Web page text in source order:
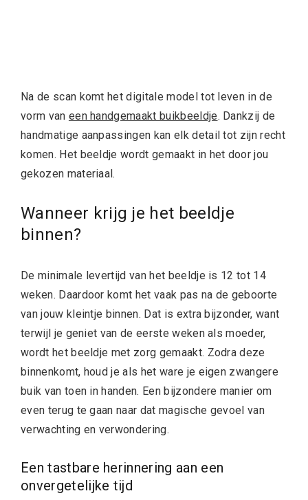
Na de scan komt het digitale model tot leven in de
vorm van een handgemaakt buikbeeldje. Dankzij de
handmatige aanpassingen kan elk detail tot zijn recht
komen. Het beeldje wordt gemaakt in het door jou
gekozen materiaal.
Wanneer krijg je het beeldje
binnen?
De minimale levertijd van het beeldje is 12 tot 14
weken. Daardoor komt het vaak pas na de geboorte
van jouw kleintje binnen. Dat is extra bijzonder, want
terwijl je geniet van de eerste weken als moeder,
wordt het beeldje met zorg gemaakt. Zodra deze
binnenkomt, houd je als het ware je eigen zwangere
buik van toen in handen. Een bijzondere manier om
even terug te gaan naar dat magische gevoel van
verwachting en verwondering.
Een tastbare herinnering aan een
onvergetelijke tijd